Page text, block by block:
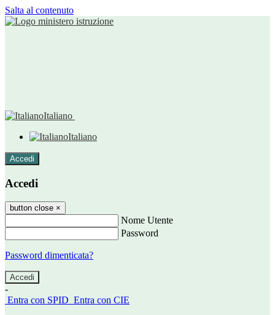
Salta al contenuto
Italiano
Italiano
Accedi
Accedi
button close ×
Nome Utente
Password
Password dimenticata?
-
Entra con SPID Entra con CIE